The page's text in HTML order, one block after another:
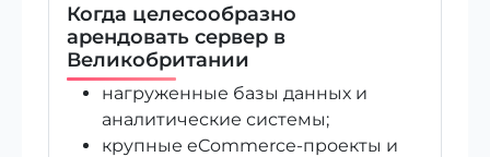
Когда целесообразно
арендовать сервер в
Великобритании
нагруженные базы данных и
аналитические системы;
крупные eCommerce-проекты и